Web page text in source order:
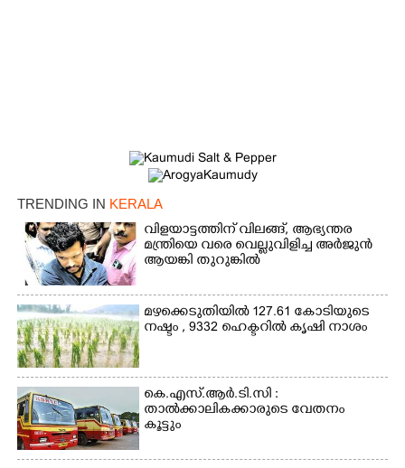
TRENDING IN KERALA
വിളയാട്ടത്തിന് വിലങ്ങ്, ആഭ്യന്തര
മന്ത്രിയെ വരെ വെല്ലുവിളിച്ച അർജുൻ
ആയങ്കി തുറുങ്കിൽ
മഴക്കെടുതിയിൽ 127.61 കോടിയുടെ
നഷ്ടം , 9332 ഹെക്ടറിൽ കൃഷി നാശം
കെ.എസ്.ആർ.ടി.സി :
താൽക്കാലികക്കാരുടെ വേതനം
കൂട്ടും